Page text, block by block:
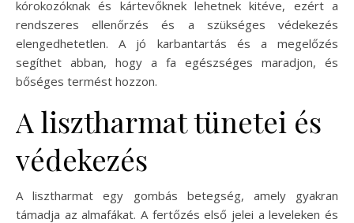
kórokozóknak és kártevőknek lehetnek kitéve, ezért a
rendszeres ellenőrzés és a szükséges védekezés
elengedhetetlen. A jó karbantartás és a megelőzés
segíthet abban, hogy a fa egészséges maradjon, és
bőséges termést hozzon.
A lisztharmat tünetei és
védekezés
A lisztharmat egy gombás betegség, amely gyakran
támadja az almafákat. A fertőzés első jelei a leveleken és